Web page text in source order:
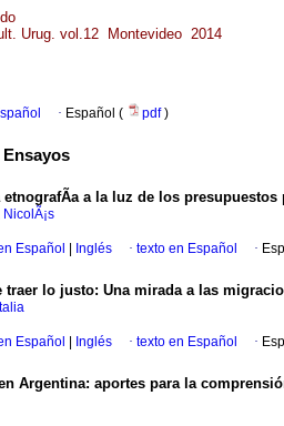
Urug. vol.12 Montevideo 2014
· Español ( pdf)
etnografÃ­a a la luz de los
Español Inglés · texto en Español ·
traer lo justo: Una mirada a las
Español Inglés · texto en Español ·
Argentina: aportes para la